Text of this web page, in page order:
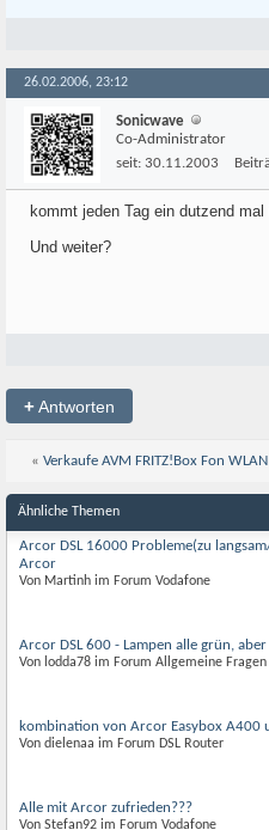
26.02.2006, 23:12
Sonicwave
Co-Administrator
seit: 30.11.2003
kommt jeden Tag ein dutzend mal
Und weiter?
+Antworten
« Verkaufe AVM FRITZ!Box Fon
Ähnliche Themen
Arcor DSL 16000 Probleme(zu
Arcor
Von Martinh im Forum Vodafone
Arcor DSL 600 - Lampen alle grün,
Von lodda78 im Forum Allgemeine Fragen
kombination von Arcor Easybox A400
Von dielenaa im Forum DSL Router
Alle mit Arcor zufrieden???
Von Stefan92 im Forum Vodafone